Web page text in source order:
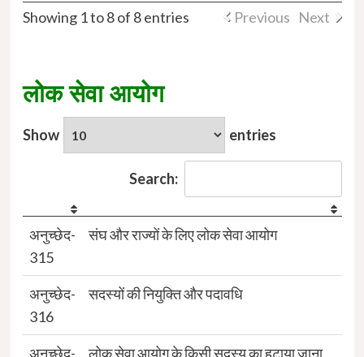
Showing 1 to 8 of 8 entries
Previous Next
लोक सेवा आयोग
Show entries
Search:
अनुच्छेद-
315
संघ और राज्यों के लिए लोक सेवा आयोग
अनुच्छेद-
316
सदस्यों की नियुक्ति और पदावधि
अनुच्छेद-
लोक सेवा आयोग के किसी सदस्य का हटाया जाना